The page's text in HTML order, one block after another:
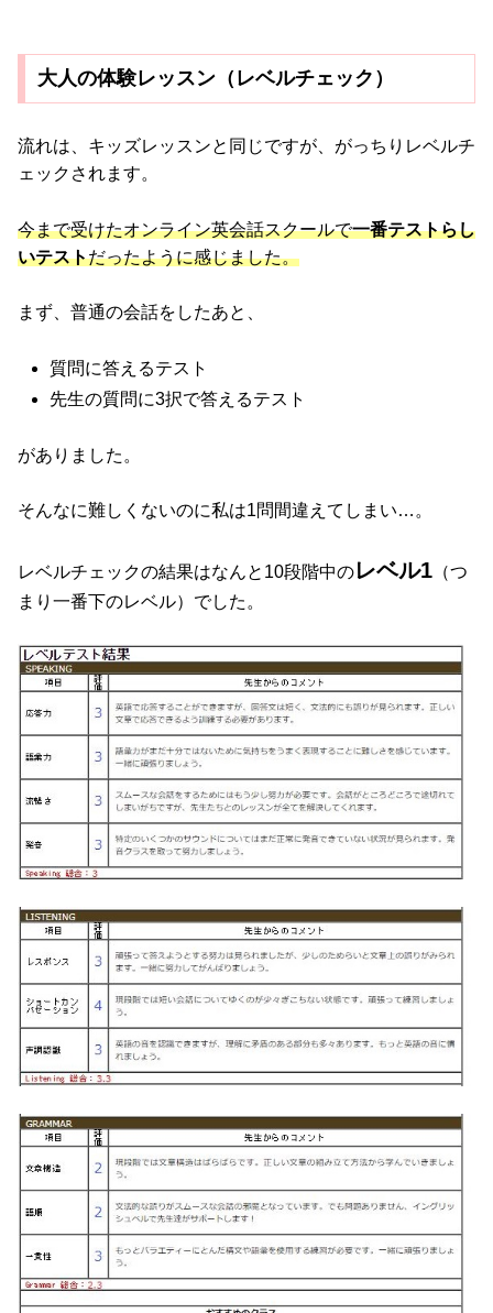
大人の体験レッスン（レベルチェック）
流れは、キッズレッスンと同じですが、がっちりレベルチ
ェックされます。
今まで受けたオンライン英会話スクールで一番テストらし
いテストだったように感じました。
まず、普通の会話をしたあと、
質問に答えるテスト
先生の質問に3択で答えるテスト
がありました。
そんなに難しくないのに私は1問間違えてしまい…。
レベルチェックの結果はなんと10段階中のレベル1 （つ
まり一番下のレベル）でした。